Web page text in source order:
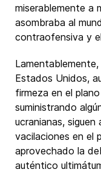
miserablemente a
asombraba al
contraofensiva y
Estados Unidos,
firmeza en el
suministrando
ucranianas,
vacilaciones en el
aprovechado la
auténtico